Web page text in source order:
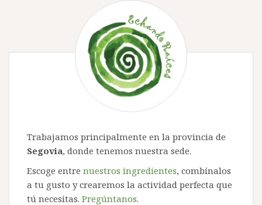
Trabajamos principalmente en la provincia de
Segovia, donde tenemos nuestra sede.
Escoge entre nuestros ingredientes, combínalos
a tu gusto y crearemos la actividad perfecta que
tú necesitas. Pregúntanos.